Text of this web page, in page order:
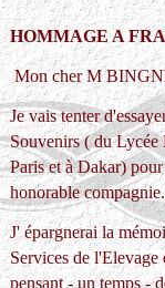
HOMMAGE A
Mon cher M
Je vais tenter
Souvenirs ( du
Paris et à Dakar)
honorable
J' épargnerai la
Services de
pensant - un temps -